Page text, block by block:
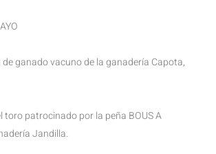
ganado vacuno de la ganadería Capota,
toro patrocinado por la peña BOUS A
Jandilla.